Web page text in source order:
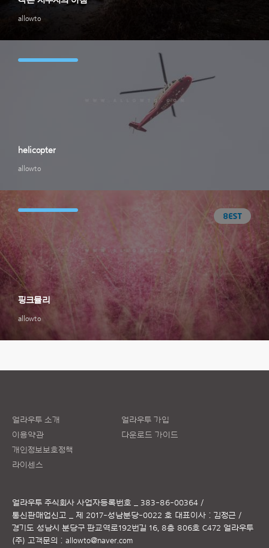
allowto
allowto
helicopter
allowto
핑크뮬리
얼라우투 소개
이용약관
개인정보보호정책
라이센스
얼라우투 가입
다운로드 가이드
얼라우투 주식회사 사업자등록번호 _ 383-86-00364 /
통신판매업신고 _ 제 2017-성남분당-0022 호 대표이사 : 김정근 /
경기도 성남시 분당구 판교역로192번길 16, 8층 806호 C472 얼라우투
(주) 고객문의 : allowto@naver.com